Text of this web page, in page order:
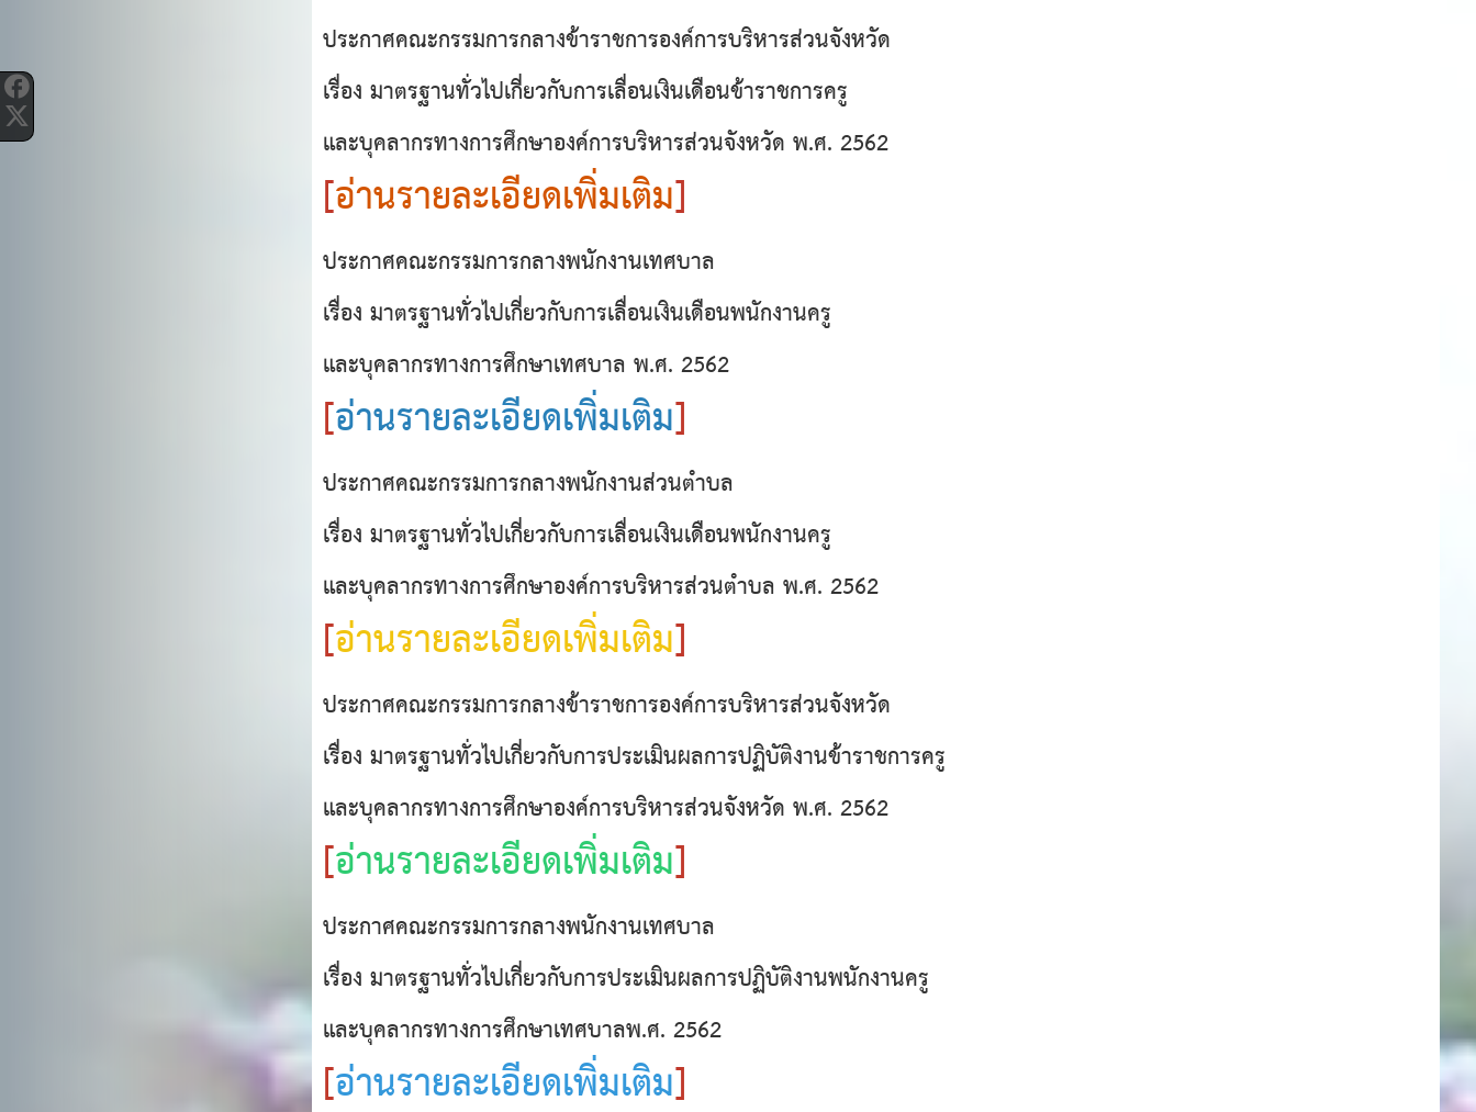
ประกาศคณะกรรมการกลางข้าราชการองค์การบริหารส่วนจังหวัด
เรื่อง มาตรฐานทั่วไปเกี่ยวกับการเลื่อนเงินเดือนข้าราชการครู
และบุคลากรทางการศึกษาองค์การบริหารส่วนจังหวัด พ.ศ. 2562
[อ่านรายละเอียดเพิ่มเติม]
ประกาศคณะกรรมการกลางพนักงานเทศบาล
เรื่อง มาตรฐานทั่วไปเกี่ยวกับการเลื่อนเงินเดือนพนักงานครู
และบุคลากรทางการศึกษาเทศบาล พ.ศ. 2562
[อ่านรายละเอียดเพิ่มเติม]
ประกาศคณะกรรมการกลางพนักงานส่วนตำบล
เรื่อง มาตรฐานทั่วไปเกี่ยวกับการเลื่อนเงินเดือนพนักงานครู
และบุคลากรทางการศึกษาองค์การบริหารส่วนตำบล พ.ศ. 2562
[อ่านรายละเอียดเพิ่มเติม]
ประกาศคณะกรรมการกลางข้าราชการองค์การบริหารส่วนจังหวัด
เรื่อง มาตรฐานทั่วไปเกี่ยวกับการประเมินผลการปฏิบัติงานข้าราชการครู
และบุคลากรทางการศึกษาองค์การบริหารส่วนจังหวัด พ.ศ. 2562
[อ่านรายละเอียดเพิ่มเติม]
ประกาศคณะกรรมการกลางพนักงานเทศบาล
เรื่อง มาตรฐานทั่วไปเกี่ยวกับการประเมินผลการปฏิบัติงานพนักงานครู
และบุคลากรทางการศึกษาเทศบาลพ.ศ. 2562
[อ่านรายละเอียดเพิ่มเติม]